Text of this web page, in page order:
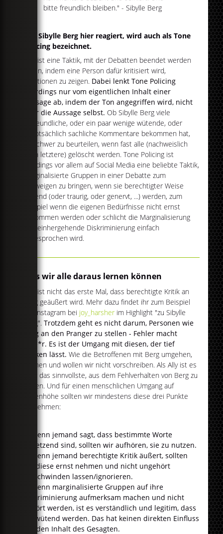
bitte freundlich bleiben." - Sibylle Berg
Wie Sibylle Berg hier reagiert, wird auch als Tone
Policing bezeichnet.
Das ist eine Taktik, mit der Debatten beendet werden
sollen, indem eine Person dafür kritisiert wird,
Emotionen zu zeigen. Dabei lenkt Tone Policing
allerdings nur vom eigentlichen Inhalt einer
Aussage ab, indem der Ton angegriffen wird, nicht
aber die Aussage selbst. Ob Sibylle Berg viele
unfreundliche, oder ein paar wenige wütende, oder
hauptsächlich sachliche Kommentare bekommen hat,
ist schwer zu beurteilen, wenn fast alle (nachweislich
auch letztere) gelöscht werden. Tone Policing ist
allerdings vor allem auf Social Media eine beliebte Taktik,
marginalisierte Gruppen in einer Debatte zum
Schweigen zu bringen, wenn sie berechtigter Weise
wütend (oder traurig, oder genervt, ...) werden, zum
Beispiel wenn die eigenen Bedürfnisse nicht ernst
genommen werden oder schlicht die Marginalisierung
und einhergehende Diskriminierung einfach
abgesprochen wird.
Was wir alle daraus lernen können
Das ist nicht das erste Mal, dass berechtigte Kritik an
Berg geäußert wird. Mehr dazu findet ihr zum Beispiel
auf Instagram bei joy_harsher im Highlight "zu Sibylle
Berg".Trotzdem geht es nicht darum, Personen wie
Berg an den Pranger zu stellen - Fehler macht
jede*r. Es ist der Umgang mit diesen, der tief
blicken lässt.Wie die Betroffenen mit Berg umgehen,
können und wollen wir nicht vorschreiben. Als Ally ist es
aber das sinnvollste, aus dem Fehlverhalten von Berg zu
lernen. Und für einen menschlichen Umgang auf
Augenhöhe sollten wir mindestens diese drei Punkte
mitnehmen:
Wenn jemand sagt, dass bestimmte Worte
verletzend sind, sollten wir aufhören, sie zu nutzen.
Wenn jemand berechtigte Kritik äußert, sollten
wir diese ernst nehmen und nicht ungehört
verschwinden lassen/ignorieren.
Wenn marginalisierte Gruppen auf ihre
Diskriminierung aufmerksam machen und nicht
gehört werden, ist es verständlich und legitim, dass
sie wütend werden. Das hat keinen direkten Einfluss
auf den Inhalt des Gesagten.